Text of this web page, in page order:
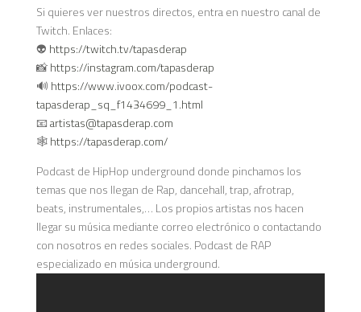
Si quieres ver nuestros directos, entra en nuestro canal de
Twitch. Enlaces:
👽https://twitch.tv/tapasderap
📸https://instagram.com/tapasderap
🔊https://www.ivoox.com/podcast-
tapasderap_sq_f1434699_1.html
📧artistas@tapasderap.com
🕸️https://tapasderap.com/
Podcast de HipHop underground donde pinchamos los
temas que nos llegan de Rap, dancehall, trap, afrotrap,
beats, instrumentales,… Los propios artistas nos hacen
llegar su música mediante correo electrónico o contactando
con nosotros en redes sociales. Podcast de RAP
especializado en música underground.